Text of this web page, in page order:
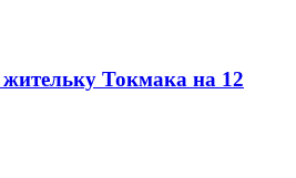
Токмака на 12